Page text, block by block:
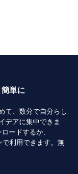
単に
て、数分で自分らし
デアに集中できま
ードするか、
利用できます。無